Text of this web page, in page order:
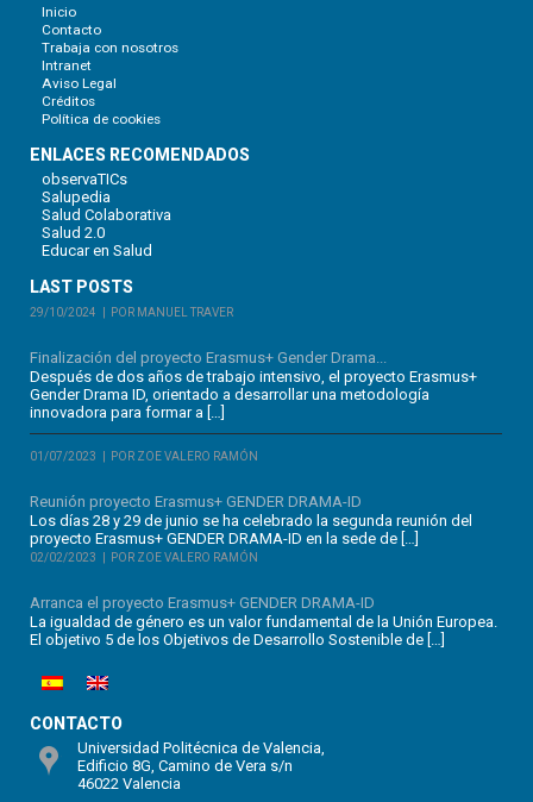
Inicio
Contacto
Trabaja con nosotros
Intranet
Aviso Legal
Créditos
Política de cookies
ENLACES RECOMENDADOS
observaTICs
Salupedia
Salud Colaborativa
Salud 2.0
Educar en Salud
LAST POSTS
29/10/2024 POR MANUEL TRAVER
Finalización del proyecto Erasmus+ Gender Drama...
Después de dos años de trabajo intensivo, el proyecto Erasmus+
Gender Drama ID, orientado a desarrollar una metodología
innovadora para formar a […]
01/07/2023 POR ZOE VALERO RAMÓN
Reunión proyecto Erasmus+ GENDER DRAMA-ID
Los días 28 y 29 de junio se ha celebrado la segunda reunión del
proyecto Erasmus+ GENDER DRAMA-ID en la sede de […]
02/02/2023 POR ZOE VALERO RAMÓN
Arranca el proyecto Erasmus+ GENDER DRAMA-ID
La igualdad de género es un valor fundamental de la Unión Europea.
El objetivo 5 de los Objetivos de Desarrollo Sostenible de […]
CONTACTO
Universidad Politécnica de Valencia,
Edificio 8G, Camino de Vera s/n
46022 Valencia